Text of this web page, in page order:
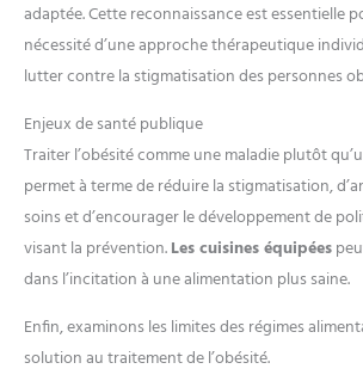
adaptée. Cette reconnaissance est essentielle
nécessité d’une approche thérapeutique
lutter contre la stigmatisation des personnes
Enjeux de santé publique
Traiter l’obésité comme une maladie plutôt
permet à terme de réduire la stigmatisation,
soins et d’encourager le développement de
visant la prévention.Les cuisines équipées
dans l’incitation à une alimentation plus saine.
Enfin, examinons les limites des régimes
solution au traitement de l’obésité.